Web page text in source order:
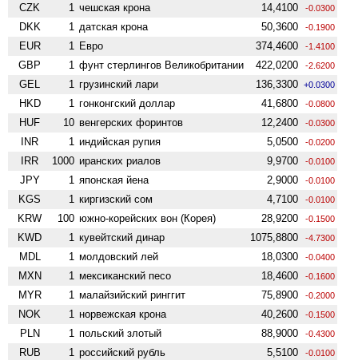
CZK 1 чешская крона 14,4100 -0.0300
DKK 1 датская крона 50,3600 -0.1900
EUR 1 Евро 374,4600 -1.4100
GBP 1 фунт стерлингов Велико­британии 422,0200 -2.6200
GEL 1 грузинский лари 136,3300 +0.0300
HKD 1 гонконгский доллар 41,6800 -0.0800
HUF 10 венгерских форинтов 12,2400 -0.0300
INR 1 индийская рупия 5,0500 -0.0200
IRR 1000 иранских риалов 9,9700 -0.0100
JPY 1 японская йена 2,9000 -0.0100
KGS 1 киргизский сом 4,7100 -0.0100
KRW 100 южно-корейских вон (Корея) 28,9200 -0.1500
KWD 1 кувейтский динар 1075,8800 -4.7300
MDL 1 молдовский лей 18,0300 -0.0400
MXN 1 мексиканский песо 18,4600 -0.1600
MYR 1 малайзийский ринггит 75,8900 -0.2000
NOK 1 норвежская крона 40,2600 -0.1500
PLN 1 польский злотый 88,9000 -0.4300
RUB 1 российский рубль 5,5100 -0.0100